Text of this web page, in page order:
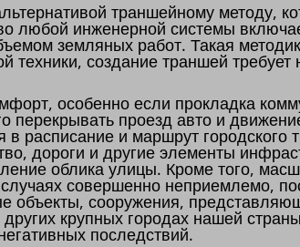
траншейному методу,
любой инженерной системы
земляных работ. Такая
создание траншей
особенно если прокладка
перекрывать проезд авто и
в расписание и маршрут
дороги и другие элементы
облика улицы. Кроме того,
совершенно неприемлемо,
объекты, сооружения,
крупных городах нашей
последствий.